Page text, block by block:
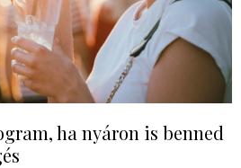
ha nyáron is benned